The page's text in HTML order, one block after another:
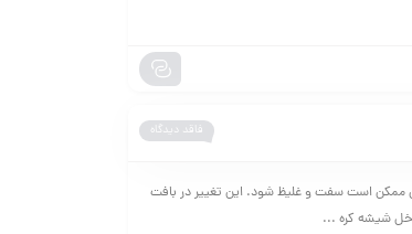
فاقد دیدگاه
ممکن است سفت و غلیظ شود. این تغییر در بافت
شیشه کره ...